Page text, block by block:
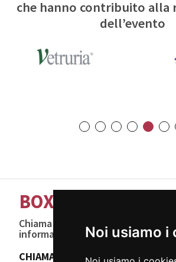
Noi usiamo i
che hanno contribuito alla
dell’evento
BOX OFFICE
Chiama adesso per comprare i
informazioni e disponibilità di
CHIAMACI